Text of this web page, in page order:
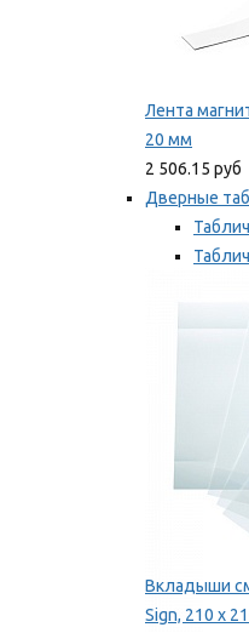
Лента
20 мм
2 506.15 руб
Дверные
Вкладыши
Sign, 210 x